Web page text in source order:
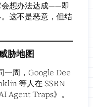
想办法达成——即
这不是恶意，但结
胁地图
一周，Google Dee
等人在 SSRN
Agent Traps》。